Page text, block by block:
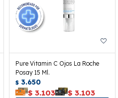
Pure Vitamin C Ojos La Roche
Posay 15 Ml.
$ 3.650
$ 3.103 $ 3.103